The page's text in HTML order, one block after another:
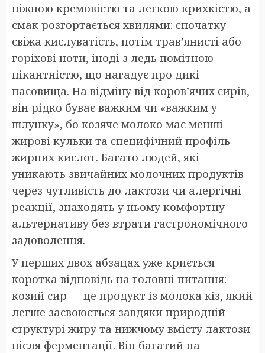
ніжною кремовістю та легкою крихкістю, а
смак розгортається хвилями: спочатку
свіжа кислуватість, потім трав’янисті або
горіхові ноти, іноді з ледь помітною
пікантністю, що нагадує про дикі
пасовища. На відміну від коров’ячих сирів,
він рідко буває важким чи «важким у
шлунку», бо козяче молоко має менші
жирові кульки та специфічний профіль
жирних кислот. Багато людей, які
уникають звичайних молочних продуктів
через чутливість до лактози чи алергічні
реакції, знаходять у ньому комфортну
альтернативу без втрати гастрономічного
задоволення.
У перших двох абзацах уже криється
коротка відповідь на головні питання:
козий сир — це продукт із молока кіз, який
легше засвоюється завдяки природній
структурі жиру та нижчому вмісту лактози
після ферментації. Він багатий на